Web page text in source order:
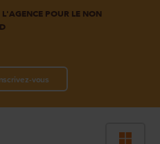
L'AGENCE POUR LE NON
vous